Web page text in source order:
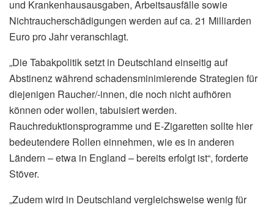
und Krankenhausausgaben, Arbeitsausfälle sowie
Nichtraucherschädigungen werden auf ca. 21 Milliarden
Euro pro Jahr veranschlagt.
„Die Tabakpolitik setzt in Deutschland einseitig auf
Abstinenz während schadensminimierende Strategien für
diejenigen Raucher/-innen, die noch nicht aufhören
können oder wollen, tabuisiert werden.
Rauchreduktionsprogramme und E-Zigaretten sollte hier
bedeutendere Rollen einnehmen, wie es in anderen
Ländern – etwa in England – bereits erfolgt ist“, forderte
Stöver.
„Zudem wird in Deutschland vergleichsweise wenig für